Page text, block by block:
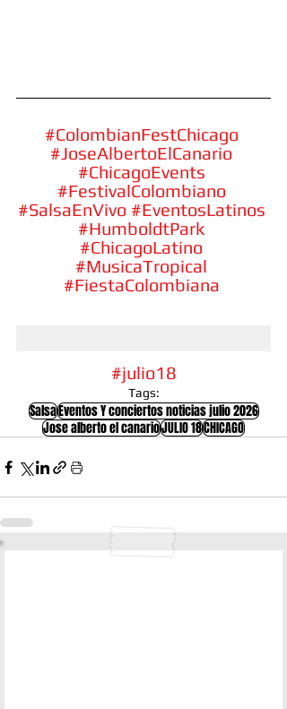
#ColombianFestChicago
#JoseAlbertoElCanario
#ChicagoEvents
#FestivalColombiano
#SalsaEnVivo #EventosLatinos
#HumboldtPark
#ChicagoLatino
#MusicaTropical
#FiestaColombiana
#julio18
Tags:
SalsaEventos Y conciertos noticias julio 2026
Jose alberto el canarioJULIO 18CHICAGO